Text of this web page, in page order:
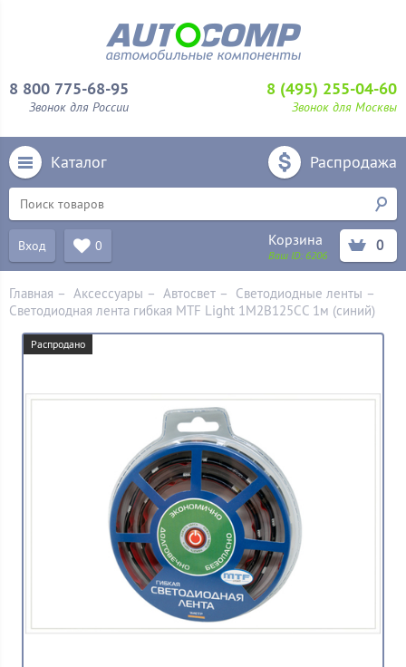
8 800 775-68-95
Звонок для России
8 (495) 255-04-60
Звонок для Москвы
Каталог Распродажа
Вход 0 Корзина
Ваш ID:6206
0
Главная – Аксессуары – Aвтосвет – Светодиодные ленты –
Светодиодная лента гибкая MTF Light 1M2B125CC 1м (синий)
Распродано